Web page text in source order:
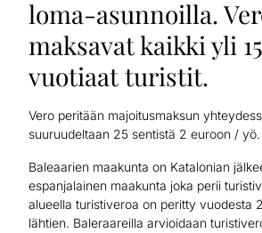
loma-asunnoilla.
maksavat kaikki yli
vuotiaat turistit.
Vero peritään majoitusmaksun
suuruudeltaan 25 sentistä 2 euroon / yö.
Baleaarien maakunta on Katalonian
espanjalainen maakunta joka perii
alueella turistiveroa on peritty vuodesta
lähtien. Baleraareilla arvioidaan